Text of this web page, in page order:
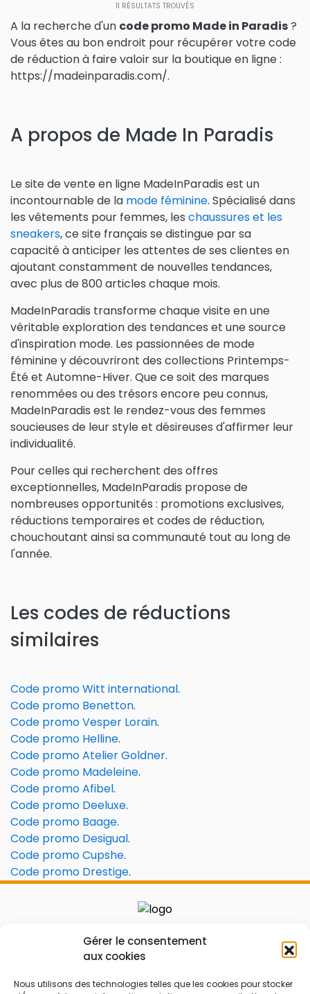
Gérer le consentement
aux cookies
Nous utilisons des technologies telles que les cookies pour stocker
11 RÉSULTATS TROUVÉS
A la recherche d'un code promo Made in Paradis?
Vous êtes au bon endroit pour récupérer votre code
de réduction à faire valoir sur la boutique en ligne :
https://madeinparadis.com/.
A propos de Made In Paradis
Le site de vente en ligne MadeInParadis est un
incontournable de la mode féminine. Spécialisé dans
les vêtements pour femmes, les chaussures et les
sneakers, ce site français se distingue par sa
capacité à anticiper les attentes de ses clientes en
ajoutant constamment de nouvelles tendances,
avec plus de 800 articles chaque mois.
MadeInParadis transforme chaque visite en une
véritable exploration des tendances et une source
d'inspiration mode. Les passionnées de mode
féminine y découvriront des collections Printemps-
Été et Automne-Hiver. Que ce soit des marques
renommées ou des trésors encore peu connus,
MadeInParadis est le rendez-vous des femmes
soucieuses de leur style et désireuses d'affirmer leur
individualité.
Pour celles qui recherchent des offres
exceptionnelles, MadeInParadis propose de
nombreuses opportunités : promotions exclusives,
réductions temporaires et codes de réduction,
chouchoutant ainsi sa communauté tout au long de
l'année.
Les codes de réductions
similaires
Code promo Witt international.
Code promo Benetton.
Code promo Vesper Lorain.
Code promo Helline.
Code promo Atelier Goldner.
Code promo Madeleine.
Code promo Afibel.
Code promo Deeluxe.
Code promo Baage.
Code promo Desigual.
Code promo Cupshe.
Code promo Drestige.
Le prix peut être réduit !